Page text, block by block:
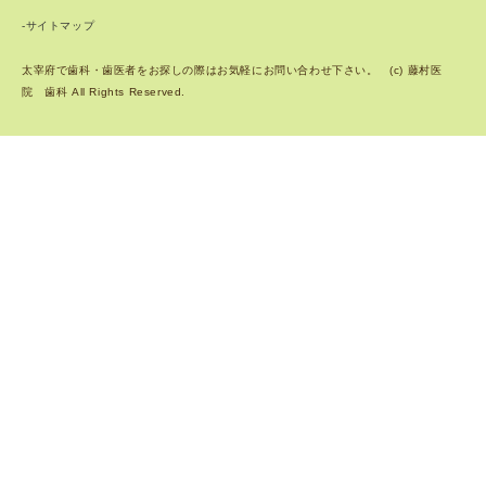
-サイトマップ
太宰府で歯科・歯医者をお探しの際はお気軽にお問い合わせ下さい。 (c) 藤村医
院 歯科 All Rights Reserved.